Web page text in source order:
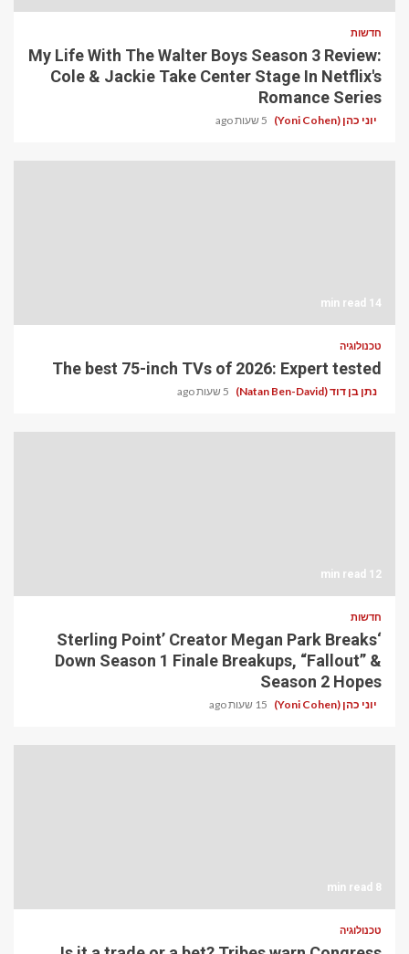
חדשות
My Life With The Walter Boys Season 3 Review:
Cole & Jackie Take Center Stage In Netflix's
Romance Series
יוני כהן (Yoni Cohen) 5 שעות ago
14 min read
טכנולוגיה
The best 75-inch TVs of 2026: Expert tested
נתן בן דוד (Natan Ben-David) 5 שעות ago
12 min read
חדשות
‘Sterling Point’ Creator Megan Park Breaks
Down Season 1 Finale Breakups, “Fallout” &
Season 2 Hopes
יוני כהן (Yoni Cohen) 15 שעות ago
8 min read
טכנולוגיה